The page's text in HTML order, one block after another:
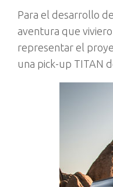
Para el desarrollo
aventura que
representar el
una pick-up TITAN